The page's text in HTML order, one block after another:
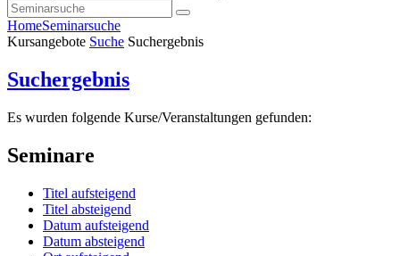
HomeSeminarsuche
Kursangebote Suche Suchergebnis
Suchergebnis
Es wurden folgende Kurse/Veranstaltungen gefunden:
Seminare
Titel aufsteigend
Titel absteigend
Datum aufsteigend
Datum absteigend